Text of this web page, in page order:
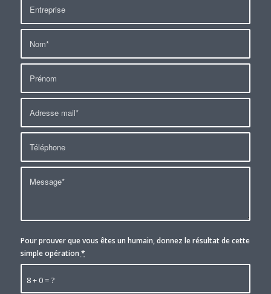
8 + 0 = ?
Pour prouver que vous êtes un humain, donnez le résultat de cette
simple opération *